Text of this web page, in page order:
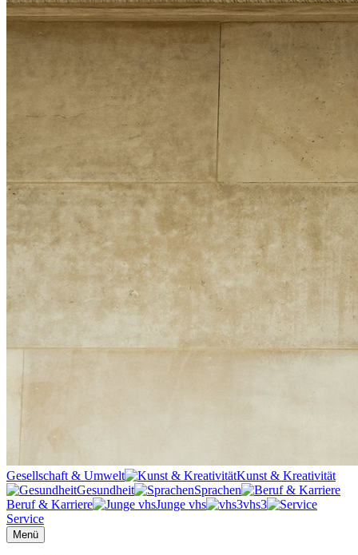
Gesellschaft & Umwelt
Kunst & Kreativität
Gesundheit
Sprachen
Beruf & Karriere
Junge vhs
vhs3
Service
Menü